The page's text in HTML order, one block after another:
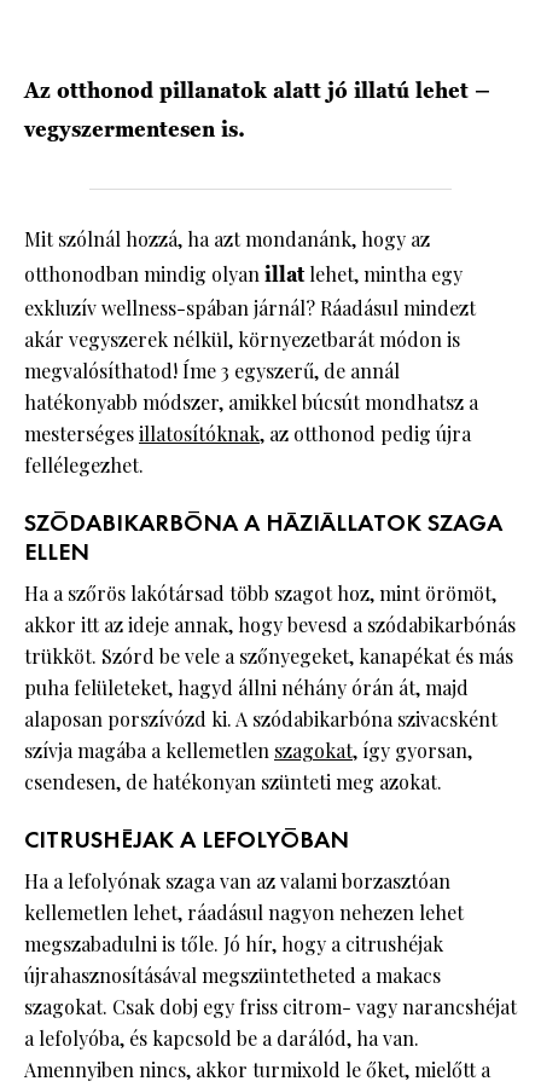
Az otthonod pillanatok alatt jó illatú lehet –
vegyszermentesen is.
Mit szólnál hozzá, ha azt mondanánk, hogy az
otthonodban mindig olyanillatlehet, mintha egy
exkluzív wellness-spában járnál? Ráadásul mindezt
akár vegyszerek nélkül, környezetbarát módon is
megvalósíthatod! Íme 3 egyszerű, de annál
hatékonyabb módszer, amikkel búcsút mondhatsz a
mesterségesillatosítóknak, az otthonod pedig újra
fellélegezhet.
SZÓDABIKARBÓNA A HÁZIÁLLATOK SZAGA
ELLEN
Ha a szőrös lakótársad több szagot hoz, mint örömöt,
akkor itt az ideje annak, hogy bevesd a szódabikarbónás
trükköt. Szórd be vele a szőnyegeket, kanapékat és más
puha felületeket, hagyd állni néhány órán át, majd
alaposan porszívózd ki. A szódabikarbóna szivacsként
szívja magába a kellemetlen szagokat, így gyorsan,
csendesen, de hatékonyan szünteti meg azokat.
CITRUSHÉJAK A LEFOLYÓBAN
Ha a lefolyónak szaga van az valami borzasztóan
kellemetlen lehet, ráadásul nagyon nehezen lehet
megszabadulni is tőle. Jó hír, hogy a citrushéjak
újrahasznosításával megszüntetheted a makacs
szagokat. Csak dobj egy friss citrom- vagy narancshéjat
a lefolyóba, és kapcsold be a darálód, ha van.
Amennyiben nincs, akkor turmixold le őket, mielőtt a